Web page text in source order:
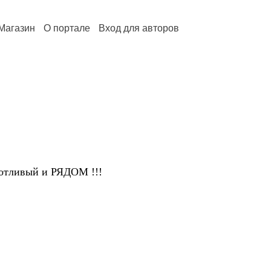
О портале Вход для авторов
и РЯДОМ !!!